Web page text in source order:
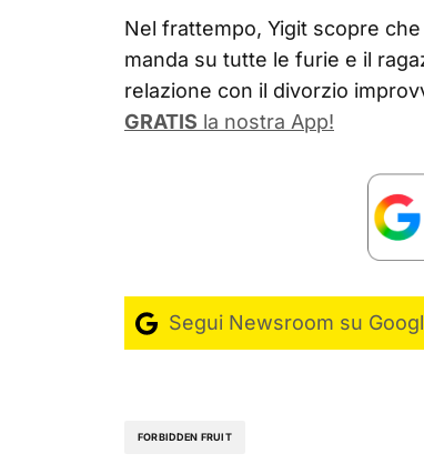
Nel frattempo, Yigit scopre
manda su tutte le furie e il
relazione con il divorzio
GRATIS la nostra App!
Segui Newsroom su
FORBIDDEN FRUIT